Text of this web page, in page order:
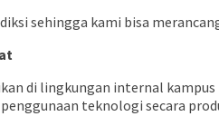
sehingga kami bisa
di lingkungan internal
teknologi secara